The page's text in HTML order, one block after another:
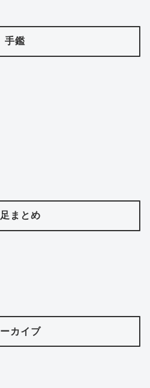
手鑑
まとめ
カイブ